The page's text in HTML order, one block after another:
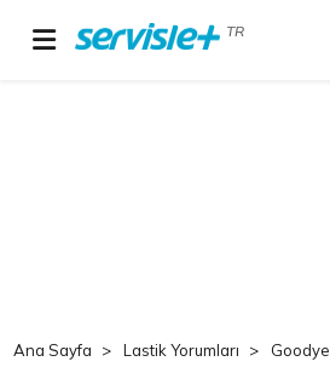
TR
Ana Sayfa Lastik Yorumları